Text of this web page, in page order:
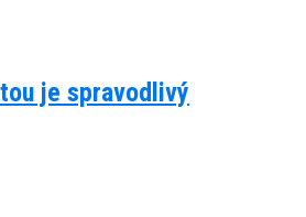
je spravodlivý